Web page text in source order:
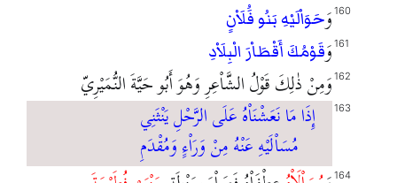
وَحَوَاْلَيْهِ بَنُو فَُلَاْنٍ 160
وَقَوْمُكَ أَقْطَاْرَ الْبِلَاْدِ 161
وَمِنْ ذٰلِكَ قَوْلُ الشَّاْعِرِ وَهُوَ أَبُو حَيَّةَ النُّمَيْرِيّ 162
إِذَا مَا نَعَشْنَاْهُ عَلَى الرَّحْلِ يَنْثَنِي
مُسَاْلَيْهِ عَنْهُ مِنْ وَرَاْءٍ وَمُقْدَمِ
163
164